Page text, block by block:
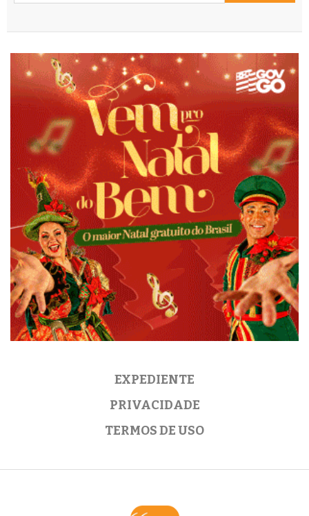
EXPEDIENTE
PRIVACIDADE
TERMOS DE USO